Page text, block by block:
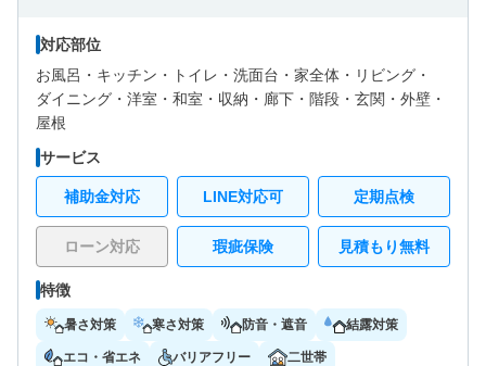
対応部位
お風呂・ キッチン・ トイレ・ 洗面台・ 家全体・ リビング・
ダイニング・ 洋室・ 和室・ 収納・ 廊下・ 階段・ 玄関・ 外壁・
屋根
サービス
補助金対応 LINE対応可 定期点検
ローン対応 瑕疵保険 見積もり無料
特徴
暑さ対策 寒さ対策 防音・遮音 結露対策
エコ・省エネ バリアフリー 二世帯